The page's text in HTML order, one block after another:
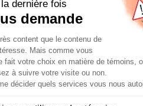
ou qui a subitement
ce dont il souffre, si
jamais vous avez à portée
les complications.